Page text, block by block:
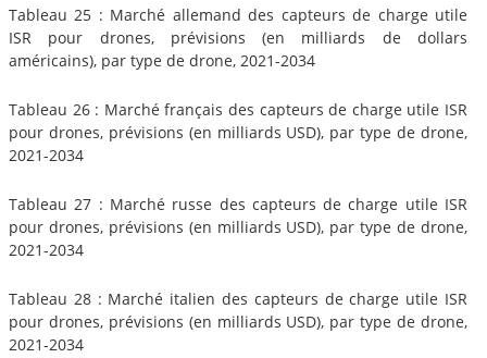
Tableau 25 : Marché allemand des capteurs de charge utile
ISR pour drones, prévisions (en milliards de dollars
américains), par type de drone, 2021-2034
Tableau 26 : Marché français des capteurs de charge utile ISR
pour drones, prévisions (en milliards USD), par type de drone,
2021-2034
Tableau 27 : Marché russe des capteurs de charge utile ISR
pour drones, prévisions (en milliards USD), par type de drone,
2021-2034
Tableau 28 : Marché italien des capteurs de charge utile ISR
pour drones, prévisions (en milliards USD), par type de drone,
2021-2034